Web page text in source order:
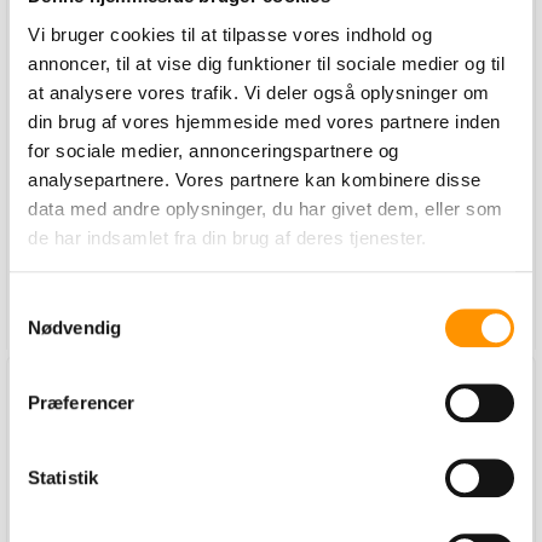
Vi bruger cookies til at tilpasse vores indhold og
annoncer, til at vise dig funktioner til sociale medier og til
at analysere vores trafik. Vi deler også oplysninger om
din brug af vores hjemmeside med vores partnere inden
for sociale medier, annonceringspartnere og
analysepartnere. Vores partnere kan kombinere disse
data med andre oplysninger, du har givet dem, eller som
de har indsamlet fra din brug af deres tjenester.
Nødvendig
Præferencer
Statistik
Ergobend, sort
Varenummer:
114380600
76,90 Kr. pr. stk.
ex. moms
Gulvskraber, 400
mm - sort
Varenummer:
114708849
70,00 Kr. pr. stk.
ex. moms
Læg i kurv